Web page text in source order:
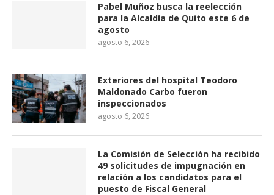
Pabel Muñoz busca la reelección
para la Alcaldía de Quito este 6 de
agosto
agosto 6, 2026
Exteriores del hospital Teodoro
Maldonado Carbo fueron
inspeccionados
agosto 6, 2026
La Comisión de Selección ha recibido
49 solicitudes de impugnación en
relación a los candidatos para el
puesto de Fiscal General